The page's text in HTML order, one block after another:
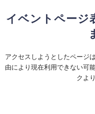
イベントページ
アクセスしようとしたページ
由により現在利用できない可
クよ